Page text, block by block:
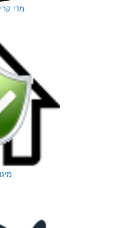
מדי קרינה ביתיים